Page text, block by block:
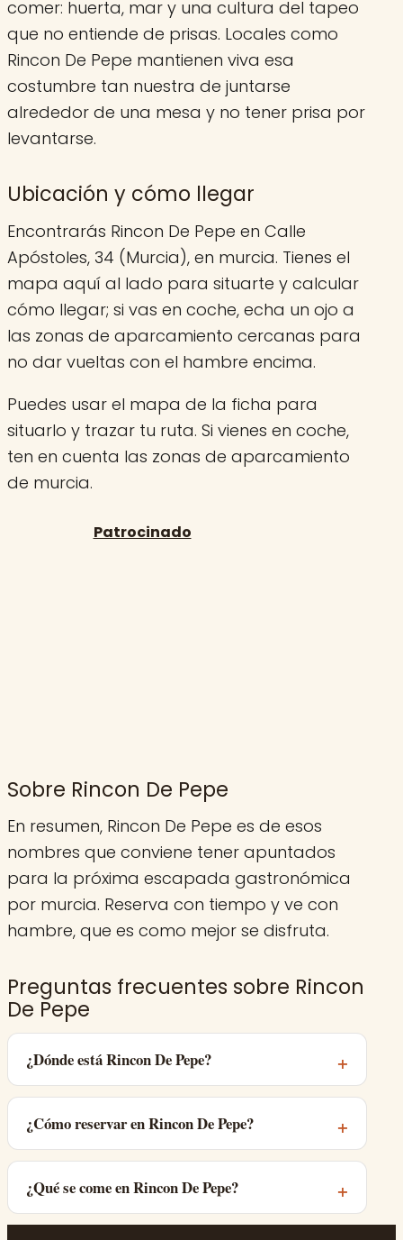
comer: huerta, mar y una cultura del tapeo
que no entiende de prisas. Locales como
Rincon De Pepe mantienen viva esa
costumbre tan nuestra de juntarse
alrededor de una mesa y no tener prisa por
levantarse.
Ubicación y cómo llegar
Encontrarás Rincon De Pepe en Calle
Apóstoles, 34 (Murcia), en murcia. Tienes el
mapa aquí al lado para situarte y calcular
cómo llegar; si vas en coche, echa un ojo a
las zonas de aparcamiento cercanas para
no dar vueltas con el hambre encima.
Puedes usar el mapa de la ficha para
situarlo y trazar tu ruta. Si vienes en coche,
ten en cuenta las zonas de aparcamiento
de murcia.
Sobre Rincon De Pepe
En resumen, Rincon De Pepe es de esos
nombres que conviene tener apuntados
para la próxima escapada gastronómica
por murcia. Reserva con tiempo y ve con
hambre, que es como mejor se disfruta.
Preguntas frecuentes sobre Rincon
De Pepe
¿Dónde está Rincon De Pepe?
¿Cómo reservar en Rincon De Pepe?
¿Qué se come en Rincon De Pepe?